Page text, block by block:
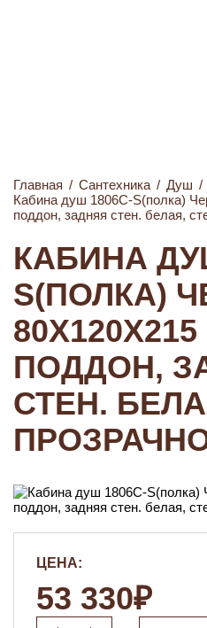
Главная / Сантехника / Душ /
Кабина душ 1806С-S(полка)
поддон, задняя стен. белая,
КАБИНА
S(ПОЛКА)
ПОДДОН,
СТЕН.
ЦЕНА:
53 330₽